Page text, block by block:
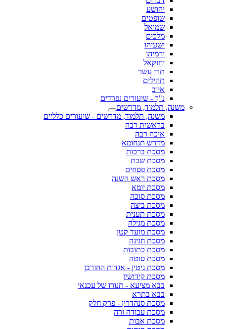
יהושע
שופטים
שמואל
מלכים
ישעיהו
ירמיהו
יחזקאל
תרי עשר
תהילים
איוב
נ"ך - שיעורים נפרדים
משנה, תלמוד, מדרשים
משנה, תלמוד, מדרשים - שיעורים כלליים
בראשית רבה
איכה רבה
מדרש תנחומא
מסכת ברכות
מסכת שבת
מסכת פסחים
מסכת ראש השנה
מסכת יומא
מסכת סוכה
מסכת ביצה
מסכת תענית
מסכת מגילה
מסכת מועד קטן
מסכת חגיגה
מסכת כתובות
מסכת סוטה
מסכת גיטין - אגדות החורבן
מסכת קידושין
בבא מציעא - תנורו של עכנאי
בבא בתרא
מסכת סנהדרין - פרק חלק
מסכת עבודה זרה
מסכת אבות